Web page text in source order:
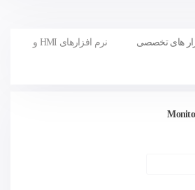
های تخصصی نرم افزارهای HMI و